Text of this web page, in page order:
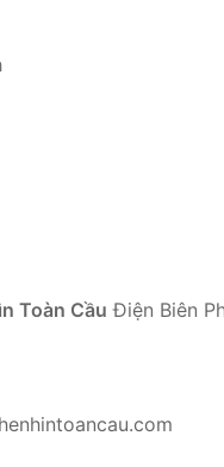
Toàn Cầu Điện Biên